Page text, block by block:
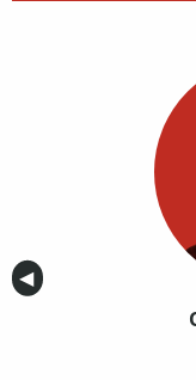
Anterior
◀︎